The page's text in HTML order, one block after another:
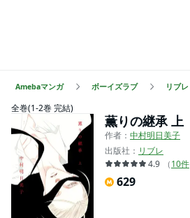
Amebaマンガ ボーイズラブ リブレ
全巻(1-2巻 完結)
薫りの継承 上
作者： 中村明日美子
出版社： リブレ
4.9
（10件
629